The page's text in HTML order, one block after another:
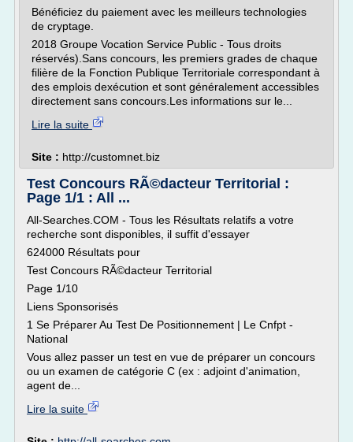
Bénéficiez du paiement avec les meilleurs technologies
de cryptage.
2018 Groupe Vocation Service Public - Tous droits
réservés).Sans concours, les premiers grades de chaque
filière de la Fonction Publique Territoriale correspondant à
des emplois dexécution et sont généralement accessibles
directement sans concours.Les informations sur le...
Lire la suite
Site : http://customnet.biz
Test Concours RÃ©dacteur Territorial :
Page 1/1 : All ...
All-Searches.COM - Tous les Résultats relatifs a votre
recherche sont disponibles, il suffit d'essayer
624000 Résultats pour
Test Concours RÃ©dacteur Territorial
Page 1/10
Liens Sponsorisés
1 Se Préparer Au Test De Positionnement | Le Cnfpt -
National
Vous allez passer un test en vue de préparer un concours
ou un examen de catégorie C (ex : adjoint d'animation,
agent de...
Lire la suite